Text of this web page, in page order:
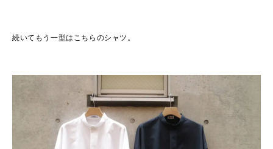
続いてもう一型はこちらのシャツ。